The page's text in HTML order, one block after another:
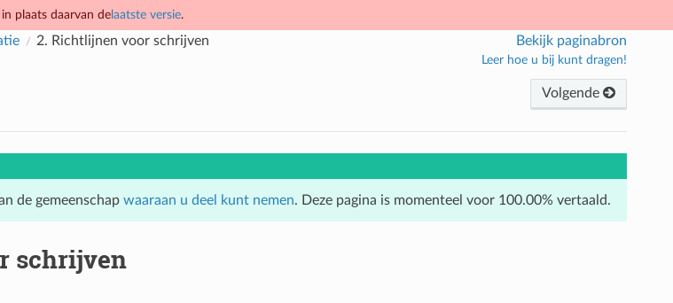
plaats daarvan de laatste versie.
2. Richtlijnen voor schrijven Bekijk paginabron
Leer hoe u bij kunt dragen!
Volgende
de gemeenschap waaraan u deel kunt nemen. Deze pagina is momenteel voor 100.00% vertaald.
schrijven